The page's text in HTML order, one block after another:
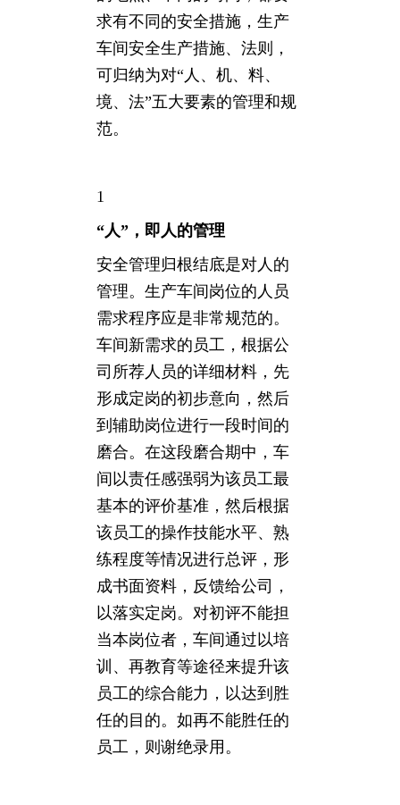
求有不同的安全措施，生产
车间安全生产措施、法则，
可归纳为对“人、机、料、
境、法”五大要素的管理和规
范。
1
“人”，即人的管理
安全管理归根结底是对人的
管理。生产车间岗位的人员
需求程序应是非常规范的。
车间新需求的员工，根据公
司所荐人员的详细材料，先
形成定岗的初步意向，然后
到辅助岗位进行一段时间的
磨合。在这段磨合期中，车
间以责任感强弱为该员工最
基本的评价基准，然后根据
该员工的操作技能水平、熟
练程度等情况进行总评，形
成书面资料，反馈给公司，
以落实定岗。对初评不能担
当本岗位者，车间通过以培
训、再教育等途径来提升该
员工的综合能力，以达到胜
任的目的。如再不能胜任的
员工，则谢绝录用。